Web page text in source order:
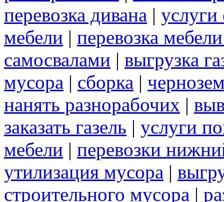
перевозка дивана | услуги
мебели | перевозка
самосвалами | выгрузка
мусора | сборка |
нанять разнорабочих |
заказать газель | услуги
мебели | перевозки
утилизация мусора |
строительного мусора |